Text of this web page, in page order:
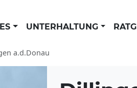
UNTERHALTUNG
a.d.Donau